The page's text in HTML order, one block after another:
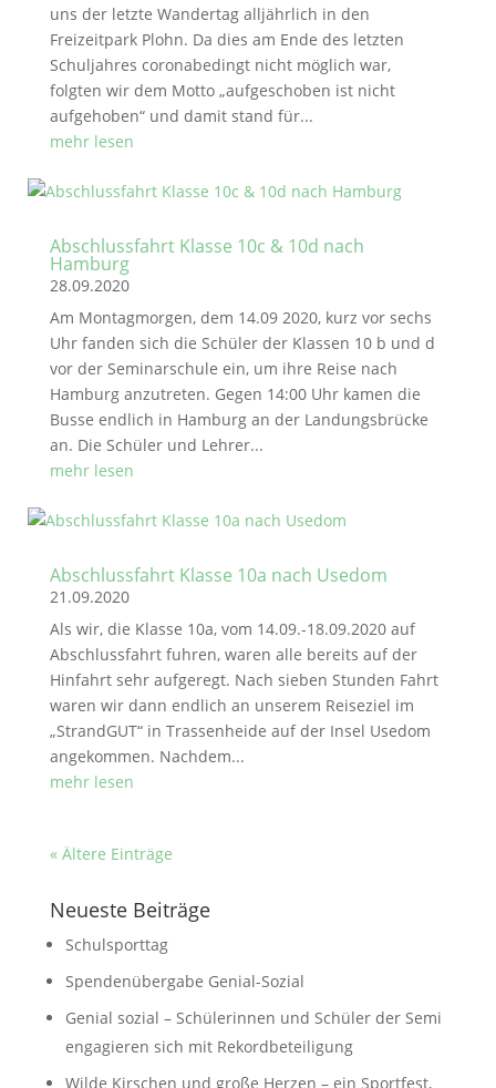
uns der letzte Wandertag alljährlich in den
Freizeitpark Plohn. Da dies am Ende des letzten
Schuljahres coronabedingt nicht möglich war,
folgten wir dem Motto „aufgeschoben ist nicht
aufgehoben“ und damit stand für...
mehr lesen
Abschlussfahrt Klasse 10c & 10d nach
Hamburg
28.09.2020
Am Montagmorgen, dem 14.09 2020, kurz vor sechs
Uhr fanden sich die Schüler der Klassen 10 b und d
vor der Seminarschule ein, um ihre Reise nach
Hamburg anzutreten. Gegen 14:00 Uhr kamen die
Busse endlich in Hamburg an der Landungsbrücke
an. Die Schüler und Lehrer...
mehr lesen
Abschlussfahrt Klasse 10a nach Usedom
21.09.2020
Als wir, die Klasse 10a, vom 14.09.-18.09.2020 auf
Abschlussfahrt fuhren, waren alle bereits auf der
Hinfahrt sehr aufgeregt. Nach sieben Stunden Fahrt
waren wir dann endlich an unserem Reiseziel im
„StrandGUT“ in Trassenheide auf der Insel Usedom
angekommen. Nachdem...
mehr lesen
« Ältere Einträge
Neueste Beiträge
Schulsporttag
Spendenübergabe Genial-Sozial
Genial sozial – Schülerinnen und Schüler der Semi
engagieren sich mit Rekordbeteiligung
Wilde Kirschen und große Herzen – ein Sportfest,